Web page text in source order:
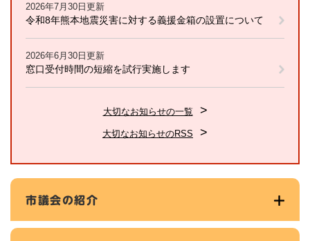
2026年7月30日更新
令和8年熊本地震災害に対する義援金箱の設置について
2026年6月30日更新
窓口受付時間の短縮を試行実施します
大切なお知らせの一覧
大切なお知らせのRSS
市議会の紹介